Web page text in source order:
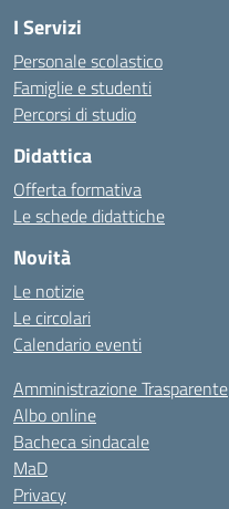
I Servizi
Personale scolastico
Famiglie e studenti
Percorsi di studio
Didattica
Offerta formativa
Le schede didattiche
Novità
Le notizie
Le circolari
Calendario eventi
Amministrazione Trasparente
Albo online
Bacheca sindacale
MaD
Privacy